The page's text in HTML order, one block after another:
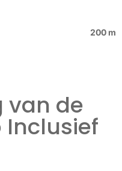
200 m
van de
Inclusief